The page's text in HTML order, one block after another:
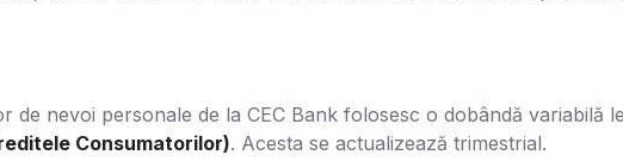
de nevoi personale de la CEC Bank folosesc o dobândă variabilă
Consumatorilor). Acesta se actualizează trimestrial.